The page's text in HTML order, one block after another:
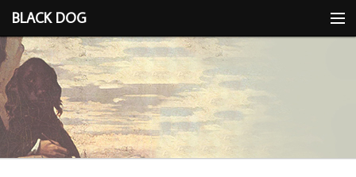
BLACK DOG
IDEEA
CU LIMBA SCOASĂ